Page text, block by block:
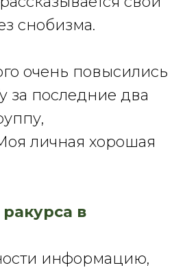
снобизма.
очень повысились
последние два
личная хорошая
в
информацию,